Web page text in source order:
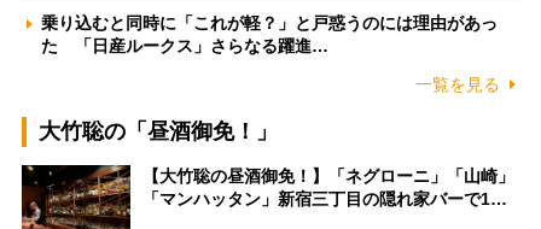
乗り込むと同時に「これが軽？」と戸惑うのには理由があっ
た 「日産ルークス」さらなる躍進…
一覧を見る
大竹聡の「昼酒御免！」
【大竹聡の昼酒御免！】「ネグローニ」「山崎」
「マンハッタン」新宿三丁目の隠れ家バーで1…